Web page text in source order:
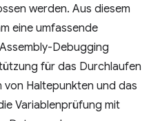
werden. Aus diesem
eine umfassende
Debugging
für das Durchlaufen
von Haltepunkten und das
Variablenprüfung mit